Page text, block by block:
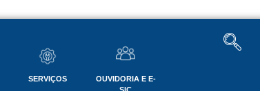
SERVIÇOS
OUVIDORIA E E-